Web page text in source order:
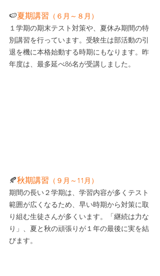
🍉夏期講習 （６月～８月）
１学期の期末テスト対策や、夏休み期間の特
別講習を行っています。受験生は部活動の引
退を機に本格始動する時期にもなります。昨
年度は、最多延べ86名が受講しました。
🍂秋期講習 （９月～11月）
期間の長い２学期は、学習内容が多くテスト
範囲が広くなるため、早い時期から対策に取
り組む生徒さんが多くいます。「継続は力な
り」、夏と秋の頑張りが１年の最後に実を結
びます。